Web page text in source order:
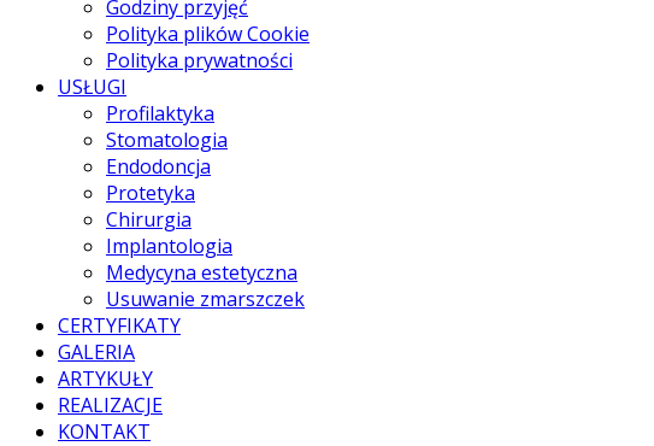
Godziny przyjęć
Polityka plików Cookie
Polityka prywatności
USŁUGI
Profilaktyka
Stomatologia
Endodoncja
Protetyka
Chirurgia
Implantologia
Medycyna estetyczna
Usuwanie zmarszczek
CERTYFIKATY
GALERIA
ARTYKUŁY
REALIZACJE
KONTAKT